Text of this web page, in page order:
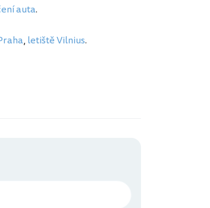
auta.
, letiště Vilnius.